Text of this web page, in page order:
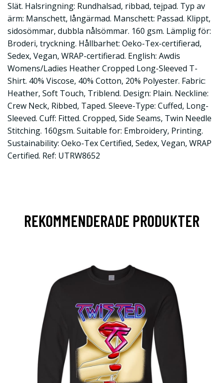
Slät. Halsringning: Rundhalsad, ribbad, tejpad. Typ av
ärm: Manschett, långärmad. Manschett: Passad. Klippt,
sidosömmar, dubbla nålsömmar. 160 gsm. Lämplig för:
Broderi, tryckning. Hållbarhet: Oeko-Tex-certifierad,
Sedex, Vegan, WRAP-certifierad. English: Awdis
Womens/Ladies Heather Cropped Long-Sleeved T-
Shirt. 40% Viscose, 40% Cotton, 20% Polyester. Fabric:
Heather, Soft Touch, Triblend. Design: Plain. Neckline:
Crew Neck, Ribbed, Taped. Sleeve-Type: Cuffed, Long-
Sleeved. Cuff: Fitted. Cropped, Side Seams, Twin Needle
Stitching. 160gsm. Suitable for: Embroidery, Printing.
Sustainability: Oeko-Tex Certified, Sedex, Vegan, WRAP
Certified. Ref: UTRW8652
REKOMMENDERADE PRODUKTER